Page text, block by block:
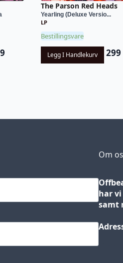
The Parson Red Heads
Yearling (Deluxe Versio...
LP
Bestillingsvare
Legg I Handlekurv 299
Om
har
samt
Blog